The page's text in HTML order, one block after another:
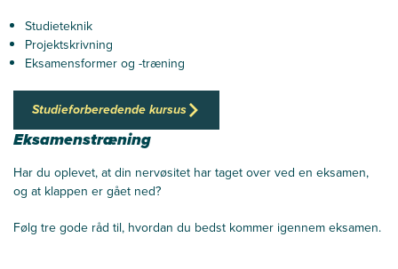
Studieteknik
Projektskrivning
Eksamensformer og -træning
Studieforberedende kursus
Eksamenstræning
Har du oplevet, at din nervøsitet har taget over ved en eksamen,
og at klappen er gået ned?
Følg tre gode råd til, hvordan du bedst kommer igennem eksamen.